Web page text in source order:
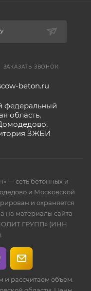
ЗАКАЗАТЬ ЗВОНОК
beton.ru
федеральный
область,
ЗЖБИ
— сеть бетонных и
и Московской
и охраняется
на материалы сайта
ГРУПП» (ИНН
и рассчитаем объем.